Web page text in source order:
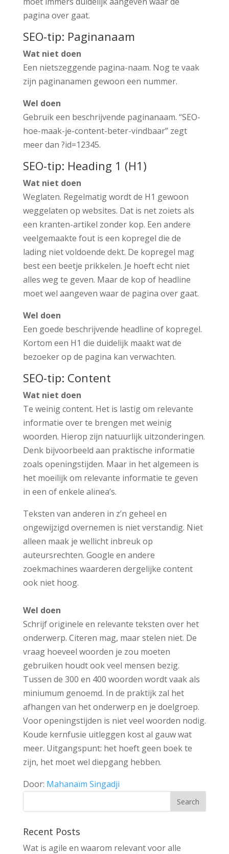
pagina over gaat.
SEO-tip: Paginanaam
Wat niet doen
Een nietszeggende pagina-naam. Nog te vaak
zijn paginanamen gewoon een nummer.
Wel doen
Gebruik een beschrijvende paginanaam. “SEO-
hoe-maak-je-content-beter-vindbaar” zegt
meer dan ?id=12345.
SEO-tip: Heading 1 (H1)
Wat niet doen
Weglaten. Regelmatig wordt de H1 gewoon
weggelaten op websites. Dat is net zoiets als
een kranten-artikel zonder kop. Een andere
veelgemaakte fout is een kopregel die de
lading niet voldoende dekt. De kopregel mag
best een beetje prikkelen. Je hoeft echt niet
alles weg te geven. Maar de kop of headline
moet wel aangeven waar de pagina over gaat.
Wel doen
Een goede beschrijvende headline of kopregel.
Kortom een H1 die duidelijk maakt wat de
bezoeker op de pagina kan verwachten.
SEO-tip: Content
Wat niet doen
Te weinig content. Het is lastig om relevante
informatie over te brengen met weinig
woorden. Hierop zijn natuurlijk uitzonderingen.
Denk bijvoorbeeld aan praktische informatie
zoals openingstijden. Maar in het algemeen is
het moeilijk om relevante informatie te geven
in een of enkele alinea’s.
Teksten van anderen in z’n geheel en
ongewijzigd overnemen is niet verstandig. Niet
alleen maak je wellicht inbreuk op
auteursrechten. Google en andere
zoekmachines waarderen dergelijke content
ook niet hoog.
Wel doen
Schrijf originele en relevante teksten over het
onderwerp. Citeren mag, maar stelen niet. De
vraag hoeveel woorden je zou moeten
gebruiken houdt ook veel mensen bezig.
Tussen de 300 en 400 woorden wordt vaak als
miniumum genoemd. In de praktijk zal het
afhangen van het onderwerp en je doelgroep.
Voor openingstijden is niet veel woorden nodig.
Koude kernfusie uitleggen kost al gauw wat
meer. Uitgangspunt: het hoeft geen boek te
zijn, het moet wel diepgang hebben.
Door: Mahanaïm Singadji
Recent Posts
Wat is agile en waarom relevant voor alle